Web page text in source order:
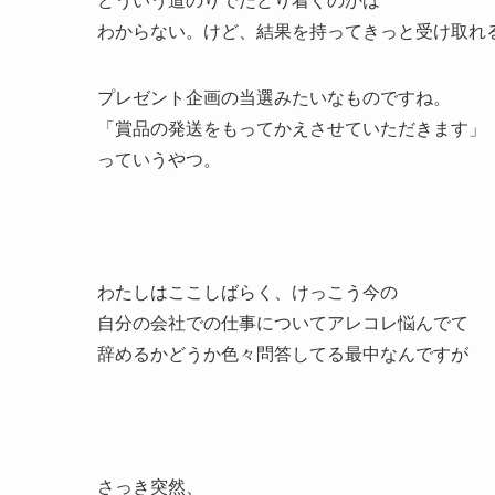
わからない。けど、結果を持ってきっと受け取れ
プレゼント企画の当選みたいなものですね。
「賞品の発送をもってかえさせていただきます」
っていうやつ。
わたしはここしばらく、けっこう今の
自分の会社での仕事についてアレコレ悩んでて
辞めるかどうか色々問答してる最中なんですが
さっき突然、